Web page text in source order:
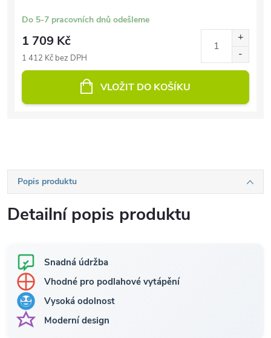
Do 5-7 pracovních dnů odešleme
1 709 Kč
1 412 Kč bez DPH
VLOŽIT DO KOŠÍKU
Popis produktu
Detailní popis produktu
Snadná údržba
Vhodné pro podlahové vytápění
Vysoká odolnost
Moderní design